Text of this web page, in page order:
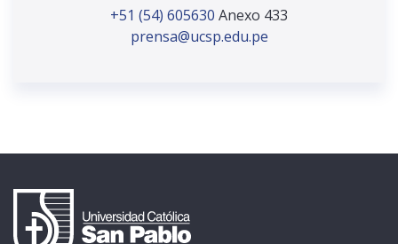
+51 (54) 605630 Anexo 433
prensa@ucsp.edu.pe